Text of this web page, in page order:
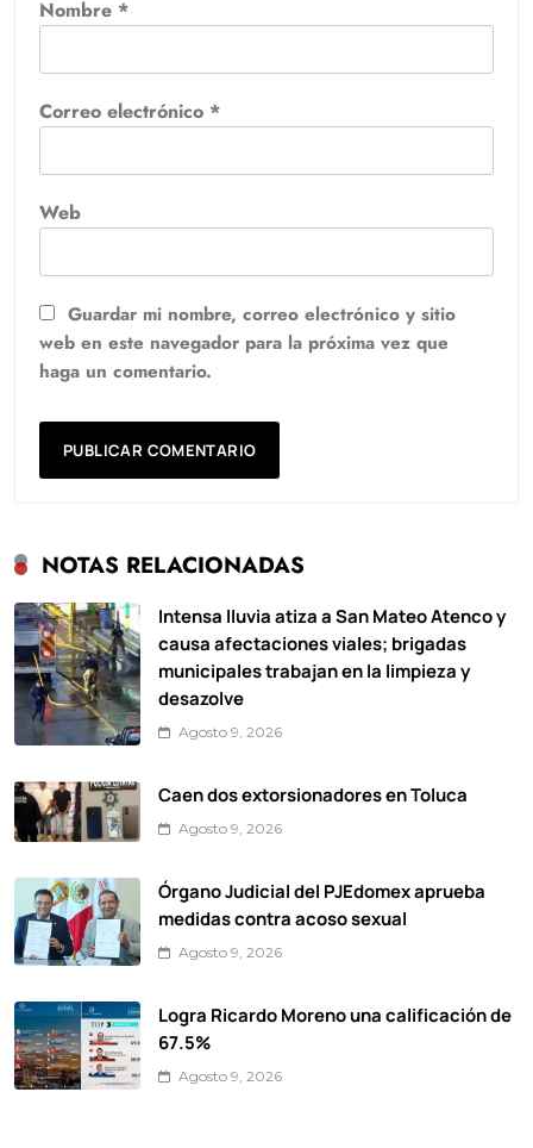
Nombre *
Correo electrónico *
Web
Guardar mi nombre, correo electrónico y sitio
web en este navegador para la próxima vez que
haga un comentario.
NOTAS RELACIONADAS
Intensa lluvia atiza a San Mateo Atenco y
causa afectaciones viales; brigadas
municipales trabajan en la limpieza y
desazolve
Agosto 9, 2026
Caen dos extorsionadores en Toluca
Agosto 9, 2026
Órgano Judicial del PJEdomex aprueba
medidas contra acoso sexual
Agosto 9, 2026
Logra Ricardo Moreno una calificación de
67.5%
Agosto 9, 2026